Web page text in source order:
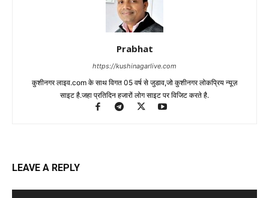
Prabhat
https://kushinagarlive.com
कुशीनगर लाइव.com के साथ विगत 05 वर्ष से जुडाव,जो कुशीनगर लोकप्रिय न्यूज़
साइट है.जहा प्रतिदिन हजारों लोग साइट पर विजिट करते है.
LEAVE A REPLY